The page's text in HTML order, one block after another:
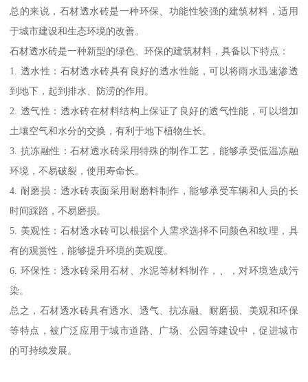
总的来说，石材透水砖是一种环保、功能性较强的建筑材料，适用
于城市建设和生态环境的改善。
石材透水砖是一种新型的绿色、环保的建筑材料，具备以下特点：
1. 透水性：石材透水砖具有良好的透水性能，可以将雨水迅速渗透
到地下，起到排水、防涝的作用。
2. 透气性：透水砖在材料结构上保证了良好的透气性能，可以增加
土壤空气和水分的交换，有利于地下植物生长。
3. 抗冻融性：石材透水砖采用特殊的制作工艺，能够承受低温冻融
环境，不易破裂，使用寿命长。
4. 耐磨损：透水砖表面采用耐磨料制作，能够承受车辆和人员的长
时间踩踏，不易磨损。
5. 美观性：石材透水砖可以根据个人需求选择不同颜色和纹理，具
有的观赏性，能够提升环境的美观度。
6. 环保性：透水砖采用石材、水泥等材料制作，、，对环境造成污
染。
总之，石材透水砖具有透水、透气、抗冻融、耐磨损、美观和环保
等特点，被广泛应用于城市道路、广场、公园等建设中，促进城市
的可持续发展。